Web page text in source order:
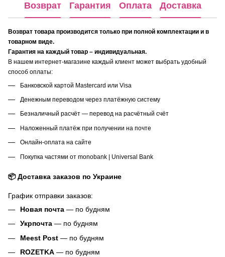
Возврат Гарантия Оплата Доставка
Возврат товара производится только при полной комплектации и в
товарном виде.
Гарантия на каждый товар – индивидуальная.
В нашем интернет-магазине каждый клиент может выбрать удобный
способ оплаты:
Банковской картой Mastercard или Visa
Денежным переводом через платёжную систему
Безналичный расчёт — перевод на расчётный счёт
Наложенный платёж при получении на почте
Онлайн-оплата на сайте
Покупка частями от monobank | Universal Bank
📦 Доставка заказов по Украине
График отправки заказов:
Новая почта — по будням
Укрпочта — по будням
Meest Post — по будням
ROZETKA — по будням